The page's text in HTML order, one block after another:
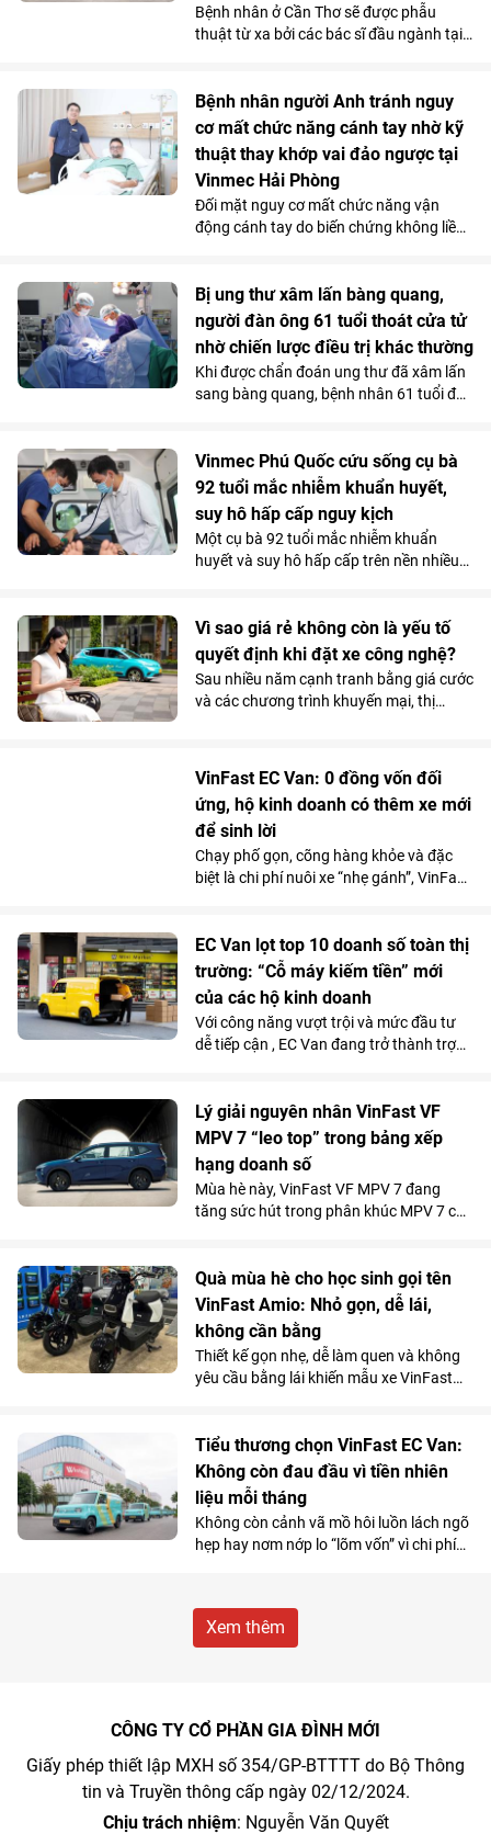
Bệnh nhân ở Cần Thơ sẽ được phẫu
thuật từ xa bởi các bác sĩ đầu ngành tại
Việt Nam. Bước đi chiến lược này của
Vinmec đã chính thức hiện thực hóa mô
hình “y tế không khoảng cách” ở nước ta.
Bệnh nhân người Anh tránh nguy
cơ mất chức năng cánh tay nhờ kỹ
thuật thay khớp vai đảo ngược tại
Vinmec Hải Phòng
Đối mặt nguy cơ mất chức năng vận
động cánh tay do biến chứng không liền
người Anh đã được điều trị thành công
bằng kỹ thuật thay khớp vai đảo ngược
(Reverse Shoulder Arthroplasty) - kỹ
thuật lần đầu tiên được triển khai tại
Bệnh viện Đa khoa Quốc tế Vinmec Hải
Phòng.
Bị ung thư xâm lấn bàng quang,
người đàn ông 61 tuổi thoát cửa tử
nhờ chiến lược điều trị khác thường
Khi được chẩn đoán ung thư đã xâm lấn
sang bàng quang, bệnh nhân 61 tuổi đã
chọn phẫu thuật ngay mà quyết định
điều trị theo một hướng hoàn toàn khác.
Và chính quyết định tưởng chừng trái
ngược ấy lại trở thành bước ngoặt giúp
người bệnh vượt qua “cửa tử”.
Vinmec Phú Quốc cứu sống cụ bà
92 tuổi mắc nhiễm khuẩn huyết,
suy hô hấp cấp nguy kịch
Một cụ bà 92 tuổi mắc nhiễm khuẩn
huyết và suy hô hấp cấp trên nền nhiều
lược hồi sức cá thể hóa, hạn chế tối đa
các can thiệp xâm lấn nguy hiểm.
Vì sao giá rẻ không còn là yếu tố
quyết định khi đặt xe công nghệ?
Sau nhiều năm cạnh tranh bằng giá cước
và các chương trình khuyến mại, thị
lệch giá giữa các nền tảng ngày càng thu
hẹp, người dùng có xu hướng quan tâm
nhiều hơn đến những yếu tố như thời
gian xe đón, chất lượng phương tiện hay
sự ổn định của dịch vụ.
VinFast EC Van: 0 đồng vốn đối
ứng, hộ kinh doanh có thêm xe mới
để sinh lời
Chạy phố gọn, cõng hàng khỏe và đặc
biệt là chi phí nuôi xe “nhẹ gánh”, VinFast
EC Van lọt top 10 doanh số toàn thị
trường: “Cỗ máy kiếm tiền” mới
của các hộ kinh doanh
Với công năng vượt trội và mức đầu tư
dễ tiếp cận , EC Van đang trở thành trợ
rõ qua doanh số 1.092 xe bán ra trong
tháng 5/2026, giúp mẫu xe tải điện của
VinFast góp mặt trong top 10 xe bán
chạy nhất toàn thị trường.
Lý giải nguyên nhân VinFast VF
MPV 7 “leo top” trong bảng xếp
hạng doanh số
Mùa hè này, VinFast VF MPV 7 đang
tăng sức hút trong phân khúc MPV 7 chỗ
chuyến đi xa.
Quà mùa hè cho học sinh gọi tên
VinFast Amio: Nhỏ gọn, dễ lái,
không cần bằng
Thiết kế gọn nhẹ, dễ làm quen và không
yêu cầu bằng lái khiến mẫu xe VinFast
hàng có nhu cầu di chuyển cự ly ngắn.
Tiểu thương chọn VinFast EC Van:
Không còn đau đầu vì tiền nhiên
liệu mỗi tháng
Không còn cảnh vã mồ hôi luồn lách ngõ
hẹp hay nơm nớp lo “lõm vốn” vì chi phí
coi đây là “cỗ máy sinh lời”.
Xem thêm
CÔNG TY CỔ PHẦN GIA ĐÌNH MỚI
Giấy phép thiết lập MXH số 354/GP-BTTTT do Bộ Thông
tin và Truyền thông cấp ngày 02/12/2024.
Chịu trách nhiệm: Nguyễn Văn Quyết